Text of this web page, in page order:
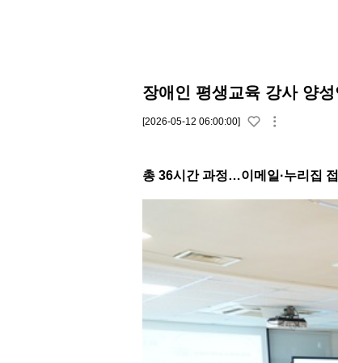
장애인 평생교육 강사 양
[2026-05-12 06:00:00]
총 36시간 과정…이메일·누리집